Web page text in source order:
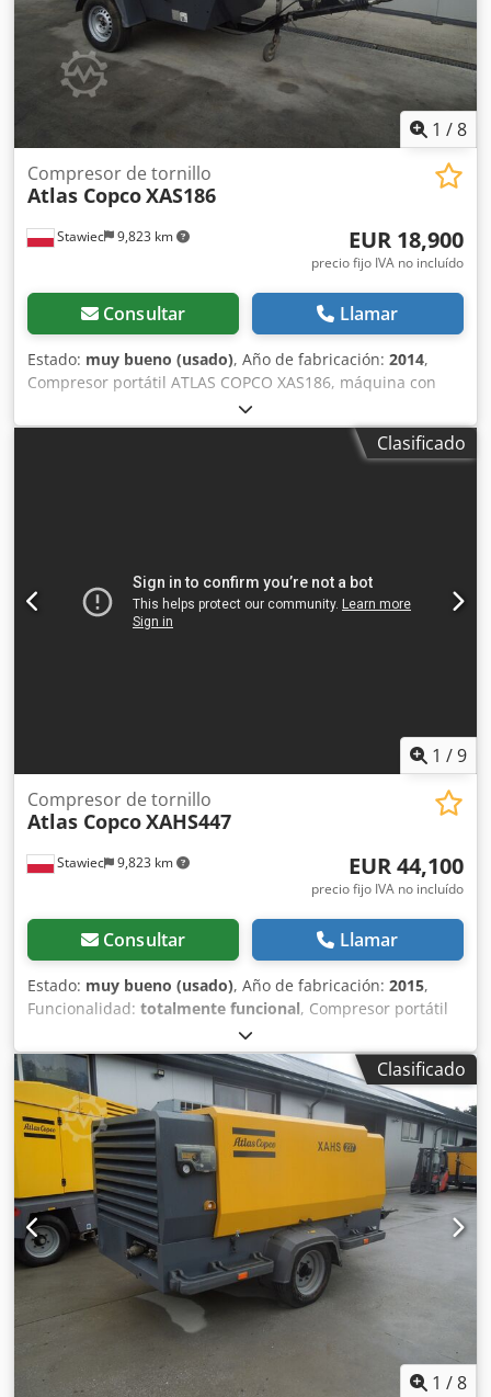
1 /8
Stawiec 9,823 km
Compresor de tornillo
Atlas CopcoXAS186
EUR 18,900
precio fijo IVA no incluído
Consultar Llamar
Estado: muy bueno (usado), Año de fabricación: 2014,
Compresor portátil ATLAS COPCO XAS186, máquina con
enfriador final tras servicio completo. Datos técnicos:
capacidad: 11,10 m3/min; presión de trabajo: 7 bar; año de
fabricación: 2014 Codpfsyfnwgex Alwsha motor DEUTZ
Clasificado
1 /9
Stawiec 9,823 km
Compresor de tornillo
Atlas CopcoXAHS447
EUR 44,100
precio fijo IVA no incluído
Consultar Llamar
Estado: muy bueno (usado), Año de fabricación: 2015,
Funcionalidad: totalmente funcional, Compresor portátil
ATLAS COPCO XAHS447 STAGE3 con enfriador final, tras
revisión completa Datos técnicos: Cedpjzcaa Uofx Alwsha
Capacidad: 26,6 m3/min; Presión de trabajo: 12 bar; Año
de fabricación: 2015 Motor: CAT C9.3 ACERT 242 kW Horas
de uso: 0 Compresor totalmente operativo, listo para
trabajar, con garantía Precio neto: 187.000 PLN Precio
bruto: 230.010 PLN Máquina importada en estado
impecable A continuación, enlaces a vídeos.
Clasificado
1 /8